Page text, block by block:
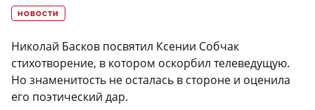
НОВОСТИ
Николай Басков посвятил Ксении Собчак
стихотворение, в котором оскорбил телеведущую.
Но знаменитость не осталась в стороне и оценила
его поэтический дар.